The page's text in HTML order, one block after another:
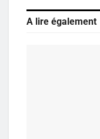
A lire également